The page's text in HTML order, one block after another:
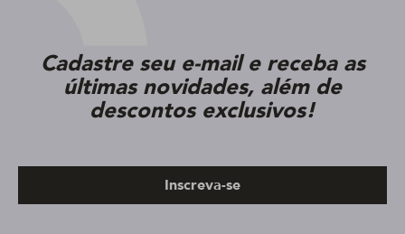
Cadastre seu e-mail e receba as
últimas novidades, além de
descontos exclusivos!
Inscreva-se